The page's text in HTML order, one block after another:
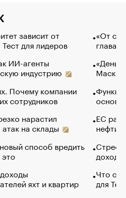
зависит от
для лидеров
ИИ-агенты
индустрию
Почему компании
сотрудников
нарастил
на склады
способ вредить
яхт и квартир
«От
глава
Маск в
основ
ЕС
нефти
Что
для